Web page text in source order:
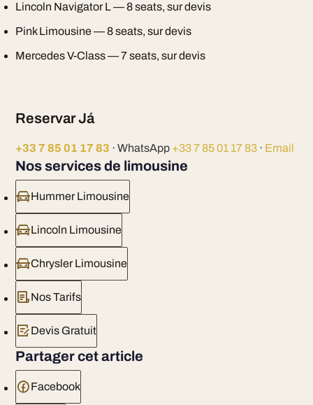
Lincoln Navigator L — 8 seats, sur devis
Pink Limousine — 8 seats, sur devis
Mercedes V-Class — 7 seats, sur devis
Reservar Já
+33 7 85 01 17 83 · WhatsApp +33 7 85 01 17 83· Email
Nos services de limousine
Hummer Limousine
Lincoln Limousine
Chrysler Limousine
Nos Tarifs
Devis Gratuit
Partager cet article
Facebook